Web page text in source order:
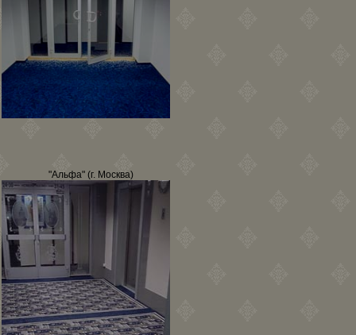
"Альфа" (г. Москва)